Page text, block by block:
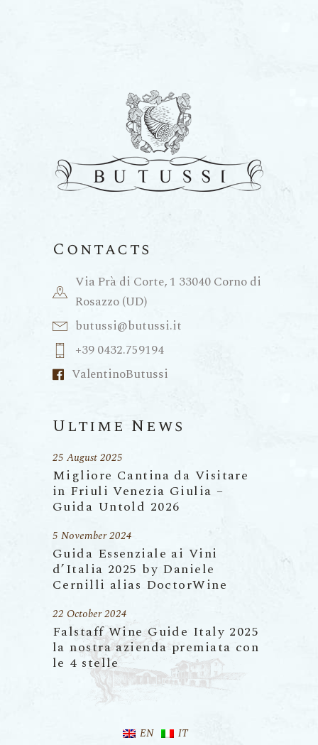
Contacts
Via Prà di Corte, 1 33040 Corno di
Rosazzo (UD)
butussi@butussi.it
+39 0432.759194
ValentinoButussi
Ultime News
Migliore Cantina da Visitare
in Friuli Venezia Giulia –
Guida Untold 2026
25 August 2025
Guida Essenziale ai Vini
d’Italia 2025 by Daniele
Cernilli alias DoctorWine
5 November 2024
Falstaff Wine Guide Italy 2025
la nostra azienda premiata con
le 4 stelle
22 October 2024
EN IT